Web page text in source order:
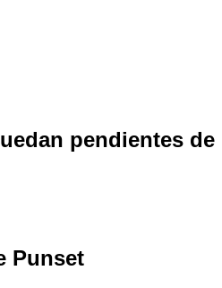
pendientes de
Punset